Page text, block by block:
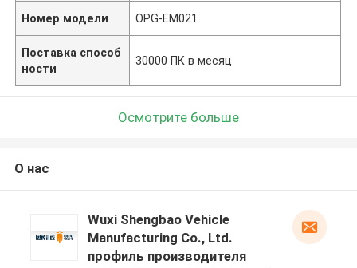
Номер модели OPG-EM021
Поставка способ
ности
30000 ПК в месяц
Осмотрите больше
О нас
Wuxi Shengbao Vehicle
Manufacturing Co., Ltd.
профиль производителя